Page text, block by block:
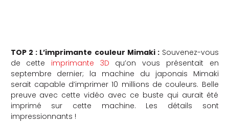
TOP 2 : L’imprimante couleur Mimaki : Souvenez-vous
de cette imprimante 3D qu’on vous présentait en
septembre dernier; la machine du japonais Mimaki
serait capable d’imprimer 10 millions de couleurs. Belle
preuve avec cette vidéo avec ce buste qui aurait été
imprimé sur cette machine. Les détails sont
impressionnants !